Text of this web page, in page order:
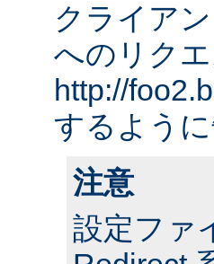
クライア
へのリク
http://
するよう
注意
設定ファ